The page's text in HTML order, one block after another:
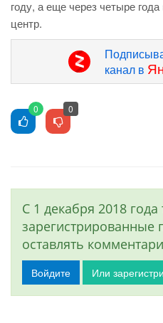
году, а еще через четыре
центр.
канал в
0 0
С 1 декабря 2018 года
зарегистрированные
оставлять
Войдите Или